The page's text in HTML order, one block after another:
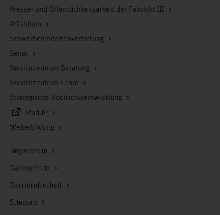
Presse- und Öffentlichkeitsarbeit der Fakultät III
Präsidium
Schwerbehindertenvertretung
Senat
Servicezentrum Beratung
Servicezentrum Lehre
Strategische Hochschulentwicklung
Stud.IP
Weiterbildung
Impressum
Datenschutz
Barrierefreiheit
Sitemap